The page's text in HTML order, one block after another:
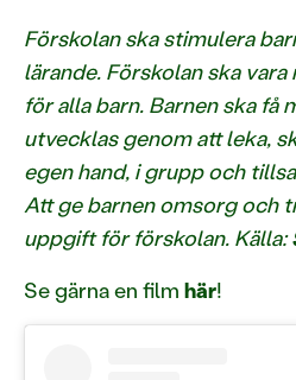
Förskolan ska stimulera
lärande. Förskolan ska
för alla barn. Barnen ska få
utvecklas genom att leka,
egen hand, i grupp och
Att ge barnen omsorg och
uppgift för förskolan. Källa:
Se gärna en film här!